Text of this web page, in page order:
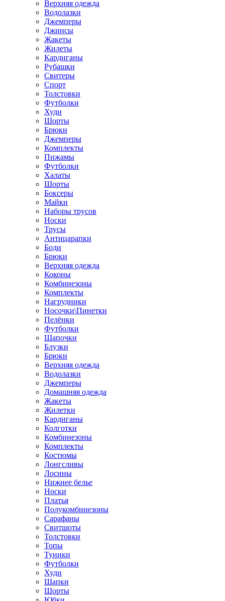
Верхняя одежда
Водолазки
Джемперы
Джинсы
Жакеты
Жилеты
Кардиганы
Рубашки
Свитеры
Спорт
Толстовки
Футболки
Худи
Шорты
Брюки
Джемперы
Комплекты
Пижамы
Футболки
Халаты
Шорты
Боксеры
Майки
Наборы трусов
Носки
Трусы
Антицарапки
Боди
Брюки
Верхняя одежда
Коконы
Комбинезоны
Комплекты
Нагрудники
Носочки\Пинетки
Пелёнки
Футболки
Шапочки
Блузки
Брюки
Верхняя одежда
Водолазки
Джемперы
Домашняя одежда
Жакеты
Жилетки
Кардиганы
Колготки
Комбинезоны
Комплекты
Костюмы
Лонгсливы
Лосины
Нижнее белье
Носки
Платья
Полукомбинезоны
Сарафаны
Свитшоты
Толстовки
Топы
Туники
Футболки
Худи
Шапки
Шорты